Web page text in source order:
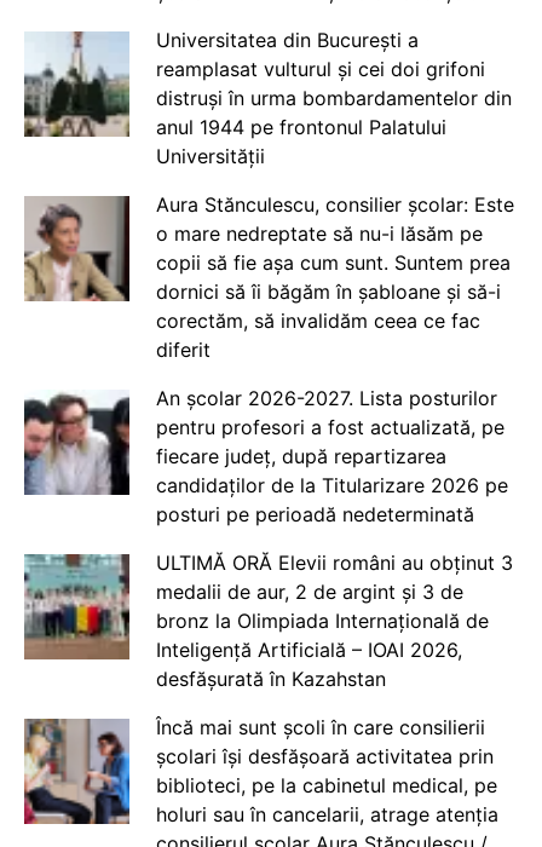
Universitatea din București a
reamplasat vulturul și cei doi grifoni
distruși în urma bombardamentelor din
anul 1944 pe frontonul Palatului
Universității
Aura Stănculescu, consilier școlar: Este
o mare nedreptate să nu-i lăsăm pe
copii să fie așa cum sunt. Suntem prea
dornici să îi băgăm în șabloane și să-i
corectăm, să invalidăm ceea ce fac
diferit
An școlar 2026-2027. Lista posturilor
pentru profesori a fost actualizată, pe
fiecare județ, după repartizarea
candidaților de la Titularizare 2026 pe
posturi pe perioadă nedeterminată
ULTIMĂ ORĂ Elevii români au obținut 3
medalii de aur, 2 de argint și 3 de
bronz la Olimpiada Internațională de
Inteligență Artificială – IOAI 2026,
desfășurată în Kazahstan
Încă mai sunt școli în care consilierii
școlari își desfășoară activitatea prin
biblioteci, pe la cabinetul medical, pe
holuri sau în cancelarii, atrage atenția